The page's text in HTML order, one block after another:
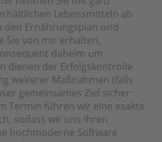
Lebensmitteln ab
den Ernährungsplan und
Sie von mir erhalten,
daheim um
dienen der Erfolgskontrolle
weiterer Maßnahmen (falls
gemeinsames Ziel sicher
Termin führen wir eine exakte
sodass wir uns Ihren
hochmoderne Software